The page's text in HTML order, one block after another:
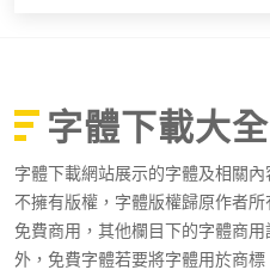
字體下載大全
字體下載網站展示的字體及相關
不擁有版權，字體版權歸原作者
免費商用，其他欄目下的字體商
外，免費字體若要將字體用於商